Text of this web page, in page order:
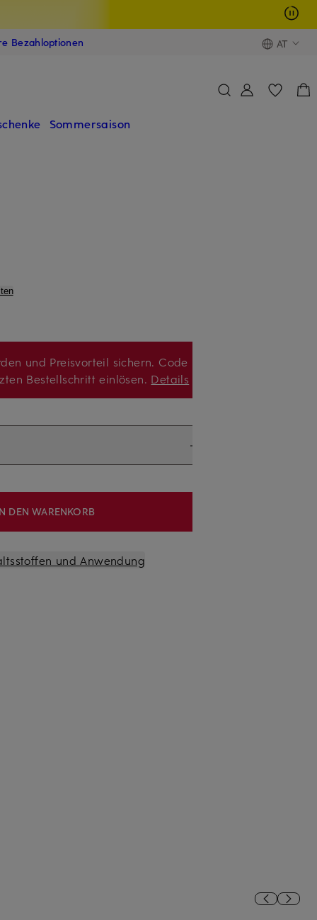
Bezahloptionen AT
Sommersaison
und Preisvorteil sichern. Code
Bestellschritt einlösen. Details
DEN WARENKORB
und Anwendung